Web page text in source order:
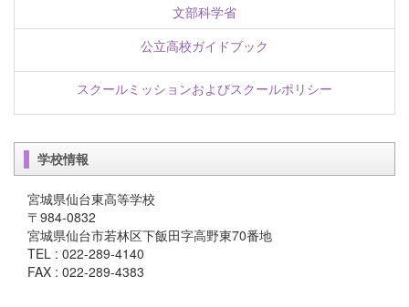
文部科学省
公立高校ガイドブック
スクールミッションおよびスクールポリシー
学校情報
宮城県仙台東高等学校
〒984-0832
宮城県仙台市若林区下飯田字高野東70番地
TEL : 022-289-4140
FAX : 022-289-4383